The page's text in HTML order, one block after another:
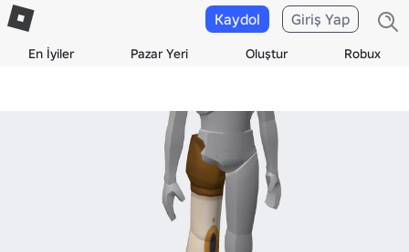
En İyiler Pazar Yeri Oluştur Robux
Kaydol Giriş Yap